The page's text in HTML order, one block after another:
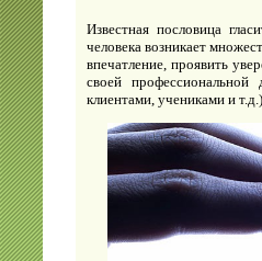
Известная пословица
человека возникает
впечатление, проявить
своей профессиональной
клиентами, учениками и